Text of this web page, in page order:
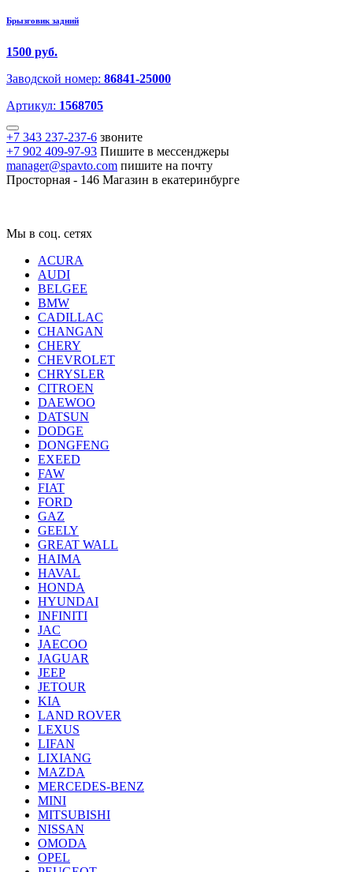
Брызговик задний
1500 руб.
Заводской номер: 86841-25000
Артикул: 1568705
+7 343 237-237-6 звоните
+7 902 409-97-93 Пишите в мессенджеры
manager@spavto.com пишите на почту
Просторная - 146 Магазин в екатеринбурге
Мы в соц. сетях
ACURA
AUDI
BELGEE
BMW
CADILLAC
CHANGAN
CHERY
CHEVROLET
CHRYSLER
CITROEN
DAEWOO
DATSUN
DODGE
DONGFENG
EXEED
FAW
FIAT
FORD
GAZ
GEELY
GREAT WALL
HAIMA
HAVAL
HONDA
HYUNDAI
INFINITI
JAC
JAECOO
JAGUAR
JEEP
JETOUR
KIA
LAND ROVER
LEXUS
LIFAN
LIXIANG
MAZDA
MERCEDES-BENZ
MINI
MITSUBISHI
NISSAN
OMODA
OPEL